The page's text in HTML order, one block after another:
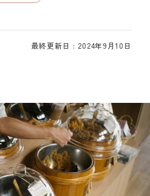
最終更新日 : 2024年9月10日